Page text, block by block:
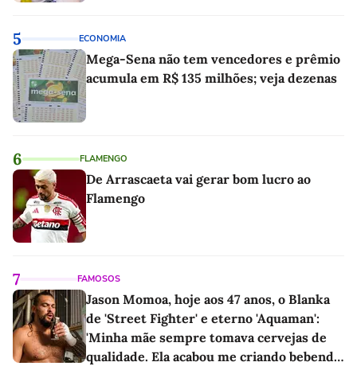
5 ECONOMIA
Mega-Sena não tem vencedores e prêmio
acumula em R$ 135 milhões; veja dezenas
6 FLAMENGO
De Arrascaeta vai gerar bom lucro ao
Flamengo
7 FAMOSOS
Jason Momoa, hoje aos 47 anos, o Blanka
de 'Street Fighter' e eterno 'Aquaman':
'Minha mãe sempre tomava cervejas de
qualidade. Ela acabou me criando bebendo